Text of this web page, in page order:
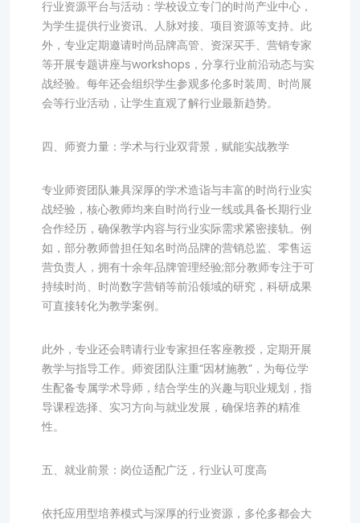
行业资源平台与活动：学校设立专门的时尚产业中心，
为学生提供行业资讯、人脉对接、项目资源等支持。此
外，专业定期邀请时尚品牌高管、资深买手、营销专家
等开展专题讲座与workshops，分享行业前沿动态与实
战经验。每年还会组织学生参观多伦多时装周、时尚展
会等行业活动，让学生直观了解行业最新趋势。
四、师资力量：学术与行业双背景，赋能实战教学
专业师资团队兼具深厚的学术造诣与丰富的时尚行业实
战经验，核心教师均来自时尚行业一线或具备长期行业
合作经历，确保教学内容与行业实际需求紧密接轨。例
如，部分教师曾担任知名时尚品牌的营销总监、零售运
营负责人，拥有十余年品牌管理经验;部分教师专注于可
持续时尚、时尚数字营销等前沿领域的研究，科研成果
可直接转化为教学案例。
此外，专业还会聘请行业专家担任客座教授，定期开展
教学与指导工作。师资团队注重“因材施教”，为每位学
生配备专属学术导师，结合学生的兴趣与职业规划，指
导课程选择、实习方向与就业发展，确保培养的精准
性。
五、就业前景：岗位适配广泛，行业认可度高
依托应用型培养模式与深厚的行业资源，多伦多都会大